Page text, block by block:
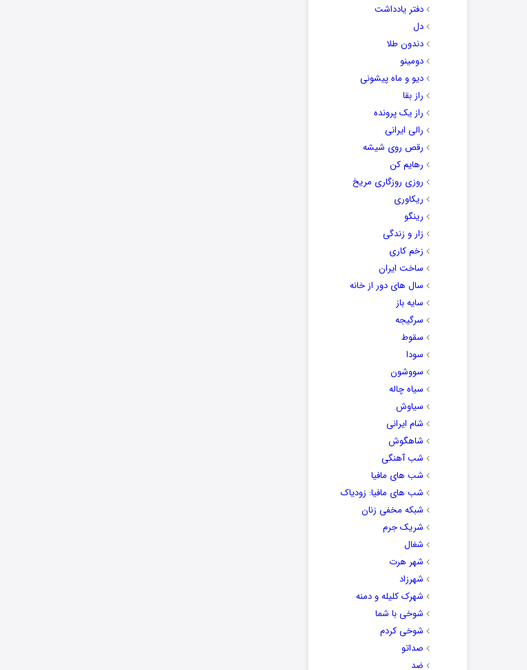
دفتر یادداشت
دل
دندون طلا
دومینو
دیو و ماه پیشونی
راز بقا
راز یک پرونده
رالی ایرانی
رقص روی شیشه
رهایم کن
روزی روزگاری مریخ
ریکاوری
رینگو
زار و زندگی
زخم کاری
ساخت ایران
سال های دور از خانه
سایه باز
سرگیجه
سقوط
سودا
سووشون
سیاه چاله
سیاوش
شام ایرانی
شاهگوش
شب آهنگی
شب های مافیا
شب های مافیا: زودیاک
شبکه مخفی زنان
شریک جرم
شغال
شهر هرت
شهرزاد
شهرک کلیله و دمنه
شوخی با شما
شوخی کردم
صداتو
ضد